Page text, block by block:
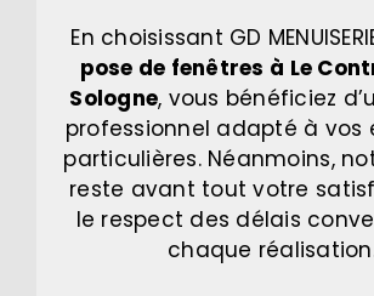
En choisissant GD
pose de fenêtres à Le
Sologne, vous bénéficiez
professionnel adapté à vos
particulières. Néanmoins,
reste avant tout votre
le respect des délais
chaque